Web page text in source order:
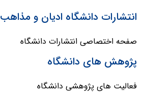
انتشارات دانشگاه ادیان و مذاهب
صفحه اختصاصی انتشارات دانشگاه
پژوهش های دانشگاه
فعالیت های پژوهشی دانشگاه